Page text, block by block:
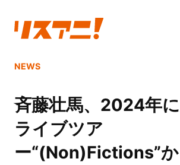
NEWS
斉藤壮馬、2024年
ライブツア
ー“(Non)Fictions”